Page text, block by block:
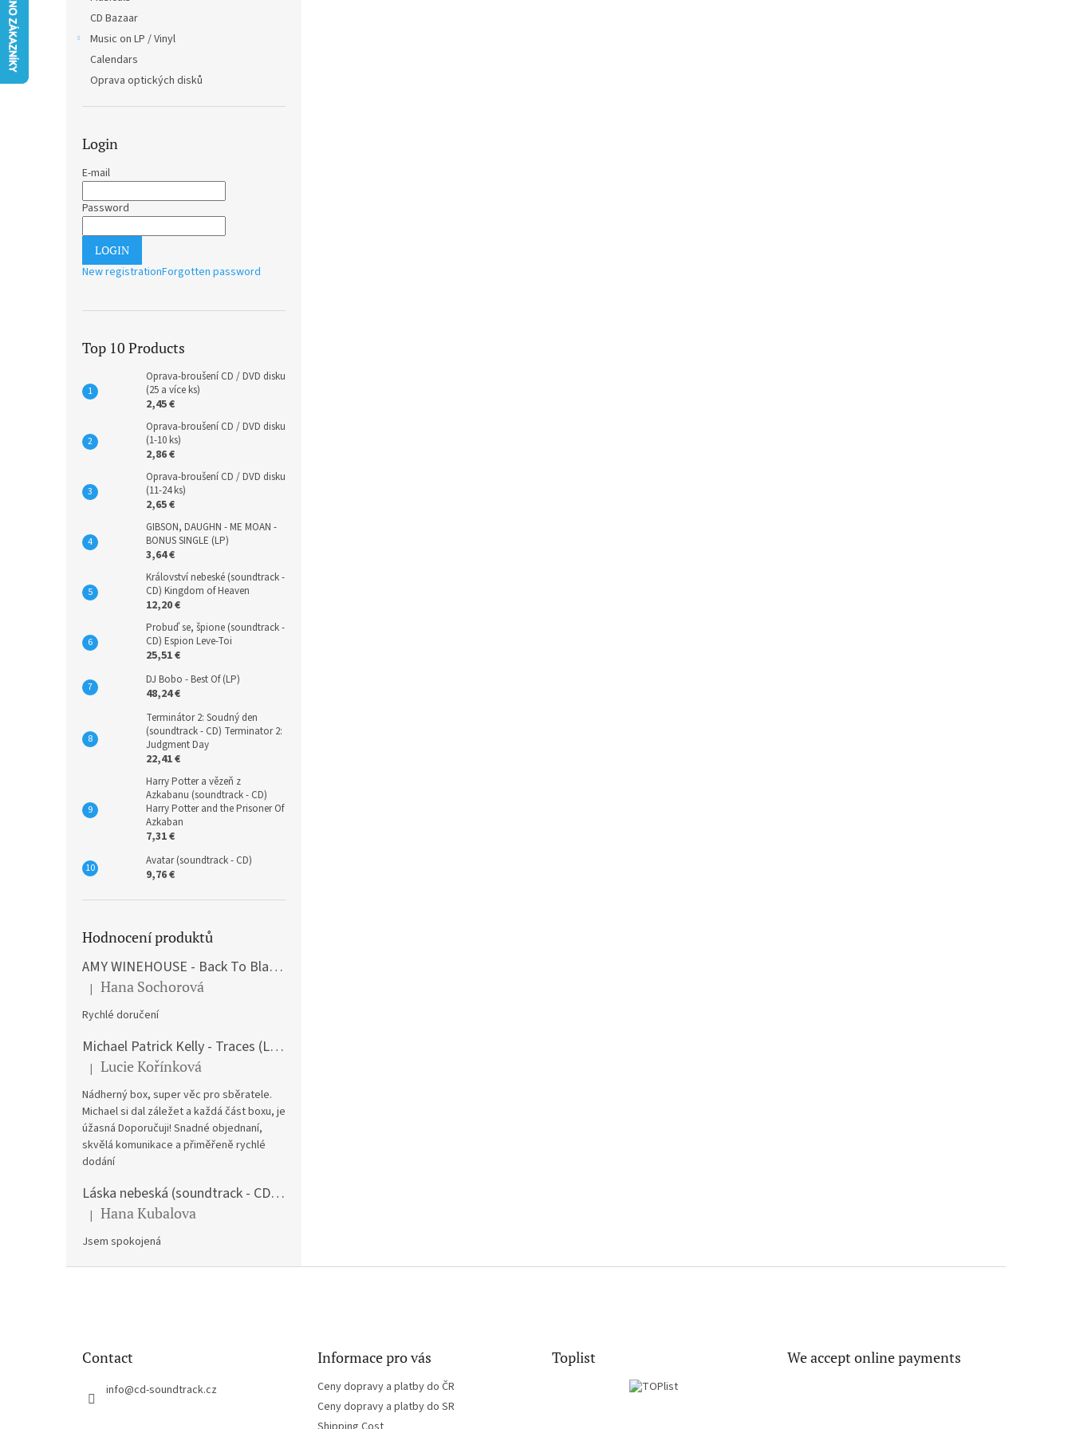
CD Bazaar
Music on LP / Vinyl
Calendars
Oprava optických disků
Login
E-mail
Password
LOGIN
New registrationForgotten password
Top 10 Products
Oprava-broušení CD / DVD disku
(25 a více ks)
2,45 €
Oprava-broušení CD / DVD disku
(1-10 ks)
2,86 €
Oprava-broušení CD / DVD disku
(11-24 ks)
2,65 €
GIBSON, DAUGHN - ME MOAN -
BONUS SINGLE (LP)
3,64 €
Království nebeské (soundtrack -
CD) Kingdom of Heaven
12,20 €
Probuď se, špione (soundtrack -
CD) Espion Leve-Toi
25,51 €
DJ Bobo - Best Of (LP)
48,24 €
Terminátor 2: Soudný den
(soundtrack - CD) Terminator 2:
Judgment Day
22,41 €
Harry Potter a vězeň z
Azkabanu (soundtrack - CD)
Harry Potter and the Prisoner Of
Azkaban
7,31 €
Avatar (soundtrack - CD)
9,76 €
Hodnocení produktů
AMY WINEHOUSE - Back To Black (LP)
The product rating is 5 out of 5 stars.
| Hana Sochorová
Rychlé doručení
Michael Patrick Kelly - Traces (Limited Edition) (Premium Box-Set) (LP)
The product rating is 5 out of 5 stars.
| Lucie Kořínková
Nádherný box, super věc pro sběratele.
Michael si dal záležet a každá část boxu, je
úžasná Doporučuji! Snadné objednaní,
skvělá komunikace a přiměřeně rychlé
dodání
Láska nebeská (soundtrack - CD) Love Actually
The product rating is 5 out of 5 stars.
| Hana Kubalova
Jsem spokojená
Contact
info@cd-soundtrack.cz
Informace pro vás
Ceny dopravy a platby do ČR
Ceny dopravy a platby do SR
Toplist We accept online payments